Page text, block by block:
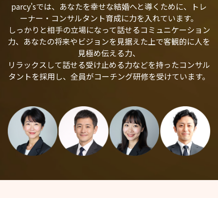
parcy'sでは、あなたを幸せな結婚へと導くために、トレ
ーナー・コンサルタント育成に力を入れています。
しっかりと相手の立場になって話せるコミュニケーション
力、あなたの将来やビジョンを見据えた上で客観的に人を
見極め伝える力、
リラックスして話せる受け止める力などを持ったコンサル
タントを採用し、全員がコーチング研修を受けています。